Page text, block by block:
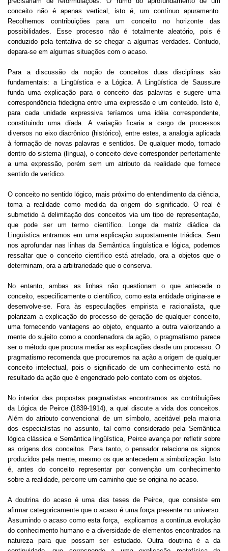
conceito não é apenas vertical, isto é, um contínuo apuramento.
Recolhemos contribuições para um conceito no horizonte das
possibilidades. Esse processo não é totalmente aleatório, pois é
conduzido pela tentativa de se chegar a algumas verdades. Contudo,
depara-se em algumas situações com o acaso.
Para a discussão da noção de conceitos duas disciplinas são
fundamentais: a Lingüística e a Lógica. A Lingüística de Saussure
funda uma explicação para o conceito das palavras e sugere uma
correspondência fidedigna entre uma expressão e um conteúdo. Isto é,
para cada unidade expressiva teríamos uma idéia correspondente,
constituindo uma díada. A variação ficaria a cargo de processos
diversos no eixo diacrônico (histórico), entre estes, a analogia aplicada
à formação de novas palavras e sentidos. De qualquer modo, tomado
dentro do sistema (língua), o conceito deve corresponder perfeitamente
a uma expressão, porém sem um atributo da realidade que fornece
sentido de verídico.
O conceito no sentido lógico, mais próximo do entendimento da ciência,
toma a realidade como medida da origem do significado. O real é
submetido à delimitação dos conceitos via um tipo de representação,
que pode ser um termo científico. Longe da matriz diádica da
Lingüística entramos em uma explicação supostamente triádica. Sem
nos aprofundar nas linhas da Semântica lingüística e lógica, podemos
ressaltar que o conceito científico está atrelado, ora a objetos que o
determinam, ora a arbitrariedade que o conserva.
No entanto, ambas as linhas não questionam o que antecede o
conceito, especificamente o científico, como esta entidade origina-se e
desenvolve-se. Fora às especulações empirista e racionalista, que
polarizam a explicação do processo de geração de qualquer conceito,
uma fornecendo vantagens ao objeto, enquanto a outra valorizando a
mente do sujeito como a coordenadora da ação, o pragmatismo parece
ser o método que procura mediar as explicações desde um processo. O
pragmatismo recomenda que procuremos na ação a origem de qualquer
conceito intelectual, pois o significado de um conhecimento está no
resultado da ação que é engendrado pelo contato com os objetos.
No interior das propostas pragmatistas encontramos as contribuições
da Lógica de Peirce (1839-1914), a qual discute a vida dos conceitos.
Além do atributo convencional de um símbolo, aceitável pela maioria
dos especialistas no assunto, tal como considerado pela Semântica
lógica clássica e Semântica lingüística, Peirce avança por refletir sobre
as origens dos conceitos. Para tanto, o pensador relaciona os signos
produzidos pela mente, mesmo os que antecedem a simbolização. Isto
é, antes do conceito representar por convenção um conhecimento
sobre a realidade, percorre um caminho que se origina no acaso.
A doutrina do acaso é uma das teses de Peirce, que consiste em
afirmar categoricamente que o acaso é uma força presente no universo.
Assumindo o acaso como esta força,
explicamos a contínua evolução
do conhecimento humano e a diversidade de elementos encontrados na
natureza para que possam ser estudado. Outra doutrina é a da